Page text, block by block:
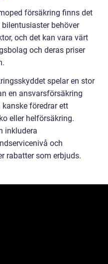
försäkring finns det
behöver
och det kan vara värt
och deras priser
spelar en stor
en ansvarsförsäkring
föredrar ett
eller helförsäkring.
inkludera
och
rabatter som erbjuds.